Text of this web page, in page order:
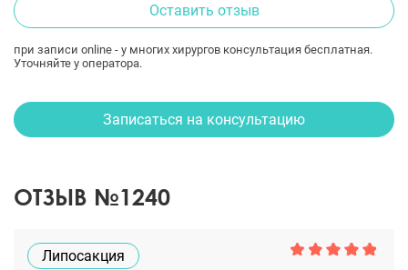
Оставить отзыв
при записи online - у многих хирургов консультация бесплатная.
Уточняйте у оператора.
Записаться на консультацию
ОТЗЫВ №1240
Липосакция